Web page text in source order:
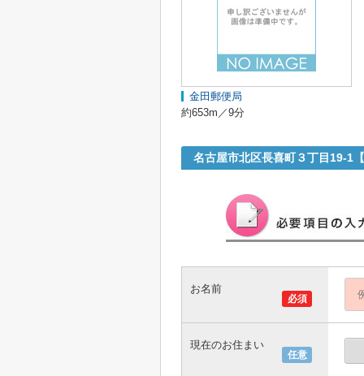
金田郵便局
約653m／9分
名古屋市北区長喜町３丁目19-1
必須
お名前
任意
現在のお住まい